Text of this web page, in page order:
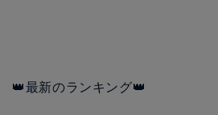
👑最新のランキング👑